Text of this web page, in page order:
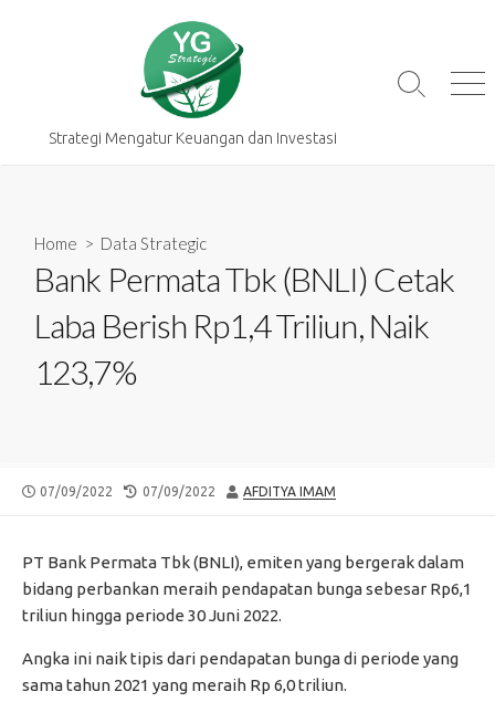
Strategi Mengatur Keuangan dan Investasi
Search
Home > Data Strategic
Bank Permata Tbk (BNLI) Cetak
Laba Berish Rp1,4 Triliun, Naik
123,7%
PUBLISHED
07/09/2022
LAST
07/09/2022 AUTHOR
AFDITYA IMAM
PT Bank Permata Tbk (BNLI), emiten yang bergerak dalam
bidang perbankan meraih pendapatan bunga sebesar Rp6,1
triliun hingga periode 30 Juni 2022.
Angka ini naik tipis dari pendapatan bunga di periode yang
sama tahun 2021 yang meraih Rp 6,0 triliun.